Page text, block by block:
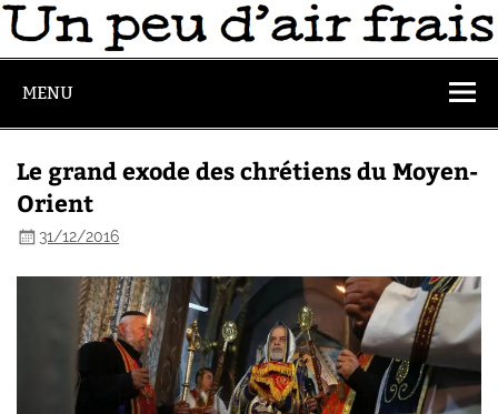
MENU
Le grand exode des chrétiens du Moyen-
Orient
31/12/2016